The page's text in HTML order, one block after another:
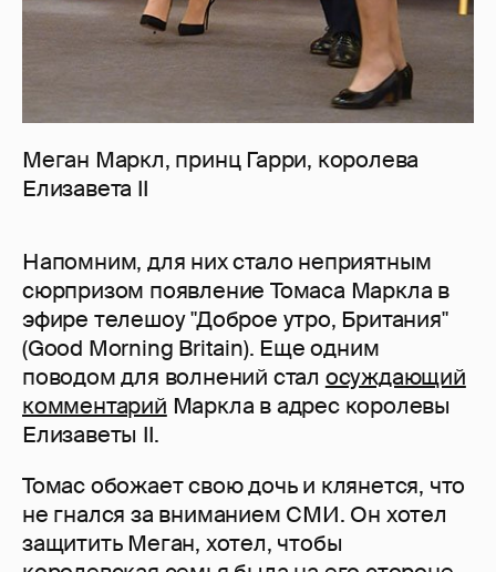
Меган Маркл, принц Гарри, королева
Елизавета II
Напомним, для них стало неприятным
сюрпризом появление Томаса Маркла в
эфире телешоу "Доброе утро, Британия"
(Good Morning Britain). Еще одним
поводом для волнений стал осуждающий
комментарий Маркла в адрес королевы
Елизаветы II.
Томас обожает свою дочь и клянется, что
не гнался за вниманием СМИ. Он хотел
защитить Меган, хотел, чтобы